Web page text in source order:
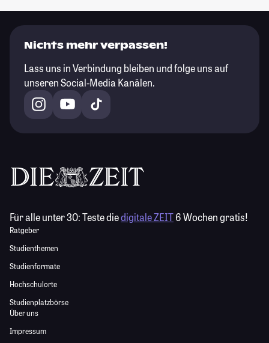
Nichts mehr verpassen!
Lass uns in Verbindung bleiben und folge uns auf
unseren Social-Media Kanälen.
Für alle unter 30:Teste diedigitale ZEIT6 Wochen gratis!
Ratgeber
Studienthemen
Studienformate
Hochschulorte
Studienplatzbörse
Über uns
Impressum